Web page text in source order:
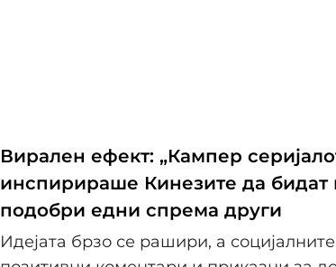
Вирален ефект: „Кампер
инспирираше Кинезите да бидат
подобри едни спрема други
Идејата брзо се рашири, а